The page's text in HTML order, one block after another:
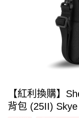
【紅利換購】
背包 (25II)